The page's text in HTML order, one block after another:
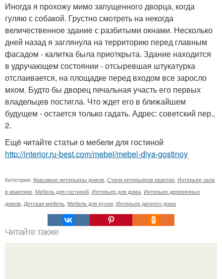
Иногда я прохожу мимо запущенного дворца, когда
гуляю с собакой. Грустно смотреть на некогда
величественное здание с разбитыми окнами. Несколько
дней назад я заглянула на территорию перед главным
фасадом - калитка была приоткрыта. Здание находится
в удручающем состоянии - отсыревшая штукатурка
отслаивается, на площадке перед входом все заросло
мхом. Будто бы дворец печальная участь его первых
владельцев постигла. Что ждет его в ближайшем
будущем - остается только гадать. Адрес: советский пер.,
2.
Ещё читайте статьи о мебели для гостиной
http://interior.ru-best.com/mebel/mebel-dlya-gostinoy
Категории: Красивые интерьеры домов, Стили интерьеров квартир, Интерьер зала
в квартире, Мебель для гостиной, Интерьер для дома, Интерьер деревянных
домов, Детская мебель, Мебель для кухни, Интерьер дачного дома
Читайте также